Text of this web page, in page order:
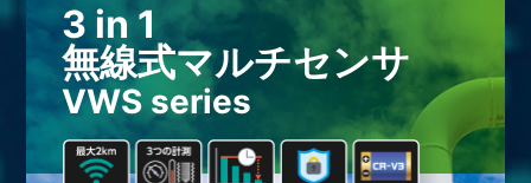
3 in 1
無線式マルチセンサ
VWS series